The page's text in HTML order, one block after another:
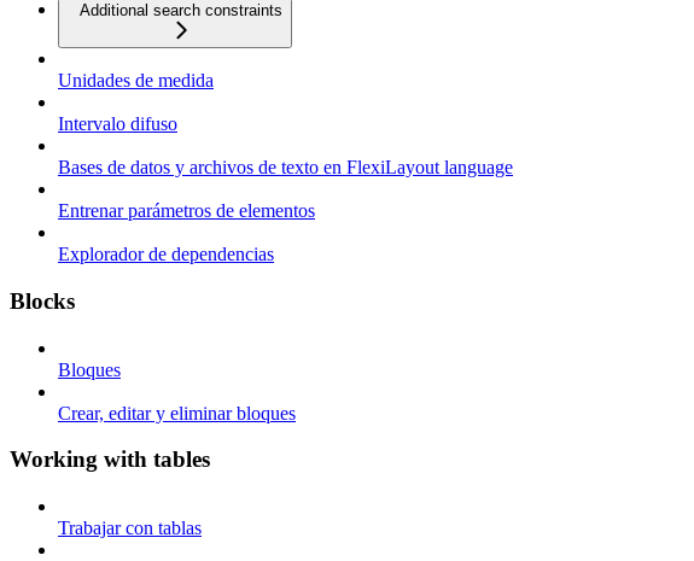
Additional search constraints
Unidades de medida
Intervalo difuso
Bases de datos y archivos de texto en FlexiLayout language
Entrenar parámetros de elementos
Explorador de dependencias
Blocks
Bloques
Crear, editar y eliminar bloques
Working with tables
Trabajar con tablas